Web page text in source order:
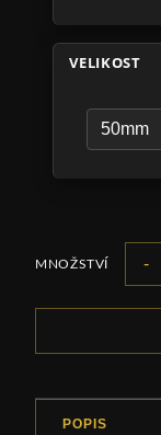
VELIKOST
MNOŽSTVÍ -
POPIS